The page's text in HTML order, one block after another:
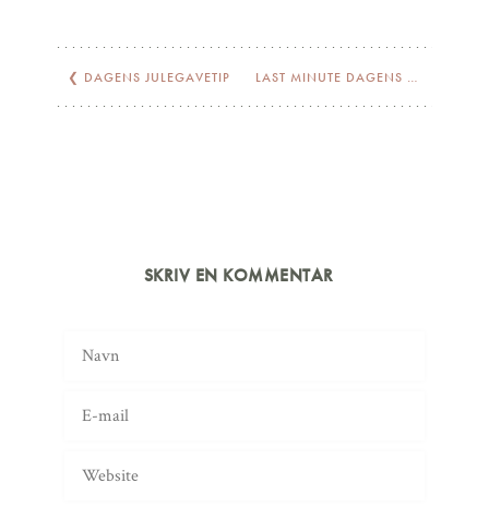
❮ DAGENS JULEGAVETIP LAST MINUTE DAGENS JULEGAVETIPS
SKRIV EN KOMMENTAR